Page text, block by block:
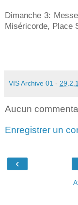
Dimanche 3:
Miséricorde, Place
VIS Archive 01 -
Aucun
Enregistrer un
‹